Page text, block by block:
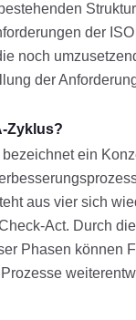
der
noch
der
Zyklus?
ein
aus vier sich
Act. Durch
Phasen können